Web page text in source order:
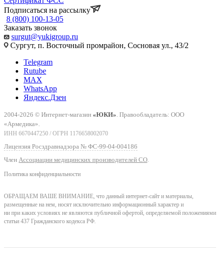
Подписаться на рассылку
8 (800) 100-13-05
Заказать звонок
surgut@yukigroup.ru
Сургут, п. Восточный промрайон, Сосновая ул., 43/2
Telegram
Rutube
MAX
WhatsApp
Яндекс.Дзен
2004-2026 © Интернет-магазин «ЮКИ» . Правообладатель: ООО
«Армедика».
ИНН 6670447250 / ОГРН 1176658002070
Лицензия Росздравнадзора № ФС-99-04-004186
Член Ассоциации медицинских производителей СО
Политика конфиденциальности
ОБРАЩАЕМ ВАШЕ ВНИМАНИЕ, что данный интернет-сайт и материалы,
размещенные на нем, носят исключительно информационный характер и
ни при каких условиях не являются публичной офертой, определяемой положениями
статьи 437 Гражданского кодекса РФ.